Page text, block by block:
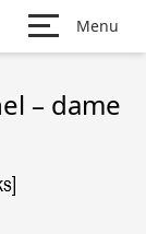
Menu
– dame